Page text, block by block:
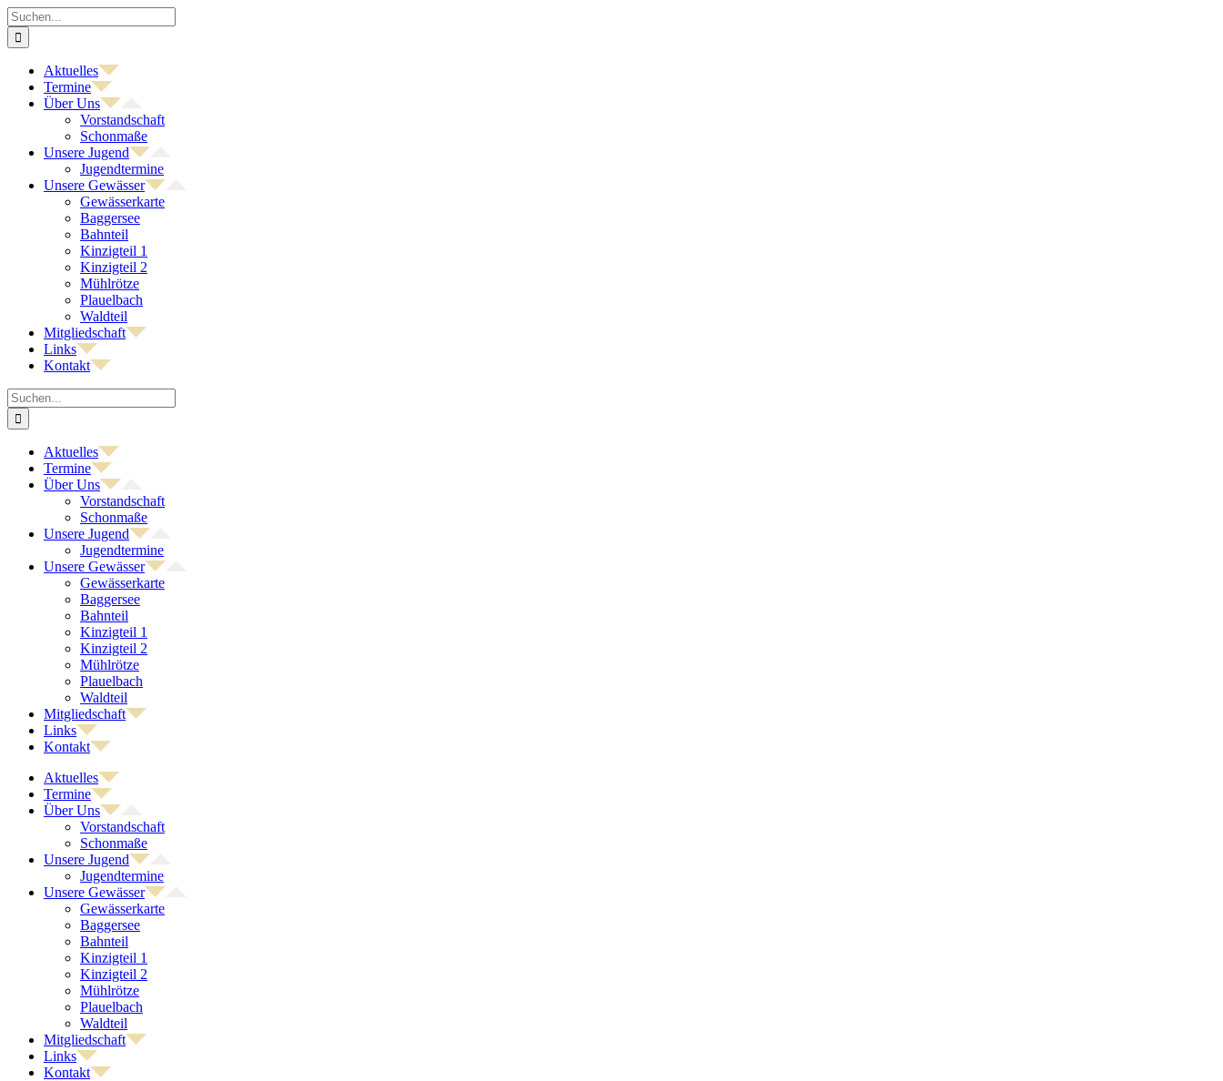
Zum
Inhalt
springen
Suche
nach:
Aktuelles
Termine
Über Uns
Vorstandschaft
Schonmaße
Unsere Jugend
Jugendtermine
Unsere Gewässer
Gewässerkarte
Baggersee
Bahnteil
Kinzigteil 1
Kinzigteil 2
Mühlrötze
Plauelbach
Waldteil
Mitgliedschaft
Links
Kontakt
Suche
nach:
Aktuelles
Termine
Über Uns
Vorstandschaft
Schonmaße
Unsere Jugend
Jugendtermine
Unsere Gewässer
Gewässerkarte
Baggersee
Bahnteil
Kinzigteil 1
Kinzigteil 2
Mühlrötze
Plauelbach
Waldteil
Mitgliedschaft
Links
Kontakt
Aktuelles
Termine
Über Uns
Vorstandschaft
Schonmaße
Unsere Jugend
Jugendtermine
Unsere Gewässer
Gewässerkarte
Baggersee
Bahnteil
Kinzigteil 1
Kinzigteil 2
Mühlrötze
Plauelbach
Waldteil
Mitgliedschaft
Links
Kontakt